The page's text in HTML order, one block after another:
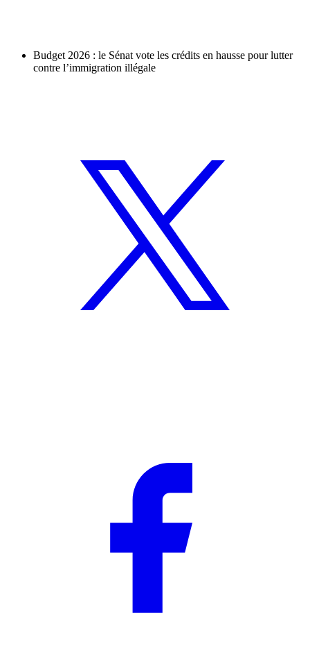
Budget 2026 : le Sénat vote les crédits en hausse pour lutter
contre l’immigration illégale